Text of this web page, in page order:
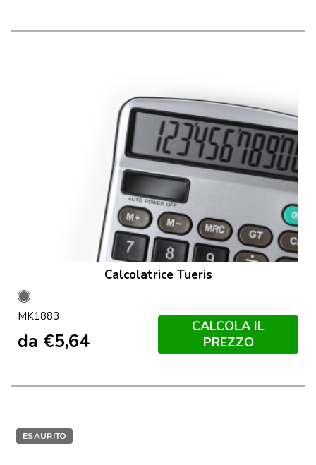
Calcolatrice Tueris
Grey
MK1883
da €5,64
CALCOLA IL
PREZZO
ESAURITO